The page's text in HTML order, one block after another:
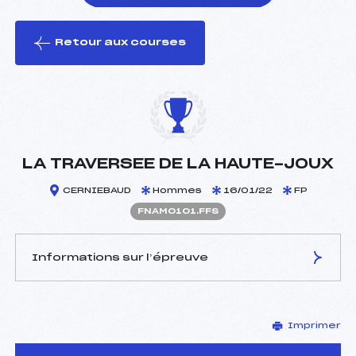
le ski
Retour aux courses
LA TRAVERSEE DE LA HAUTE-JOUX
CERNIEBAUD Hommes 16/01/22 FP
FNAM0101.FFS
Informations sur l’épreuve
TICHIT PHILIPPE (MJ)
D.T Adjoint :
–
Imprimer